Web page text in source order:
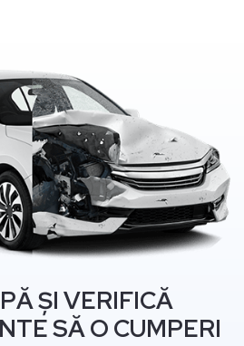
ȘI VERIFICĂ
SĂ O CUMPERI